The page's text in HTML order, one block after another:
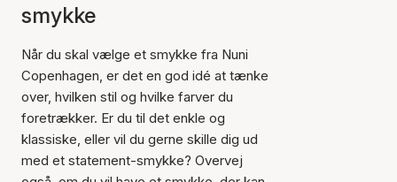
smykke
Når du skal vælge et smykke fra Nuni
Copenhagen, er det en god idé at tænke
over, hvilken stil og hvilke farver du
foretrækker. Er du til det enkle og
klassiske, eller vil du gerne skille dig ud
med et statement-smykke? Overvej